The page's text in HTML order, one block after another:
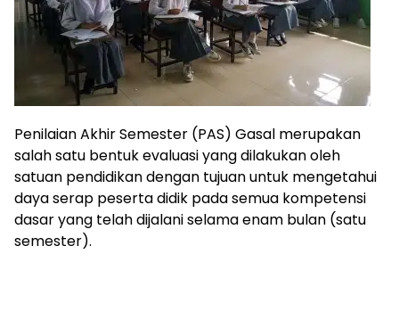
Penilaian Akhir Semester (PAS) Gasal merupakan
salah satu bentuk evaluasi yang dilakukan oleh
satuan pendidikan dengan tujuan untuk mengetahui
daya serap peserta didik pada semua kompetensi
dasar yang telah dijalani selama enam bulan (satu
semester).